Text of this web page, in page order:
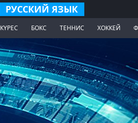
РУССКИЙ ЯЗЫК
КҮРЕС БОКС ТЕННИС ХОККЕЙ